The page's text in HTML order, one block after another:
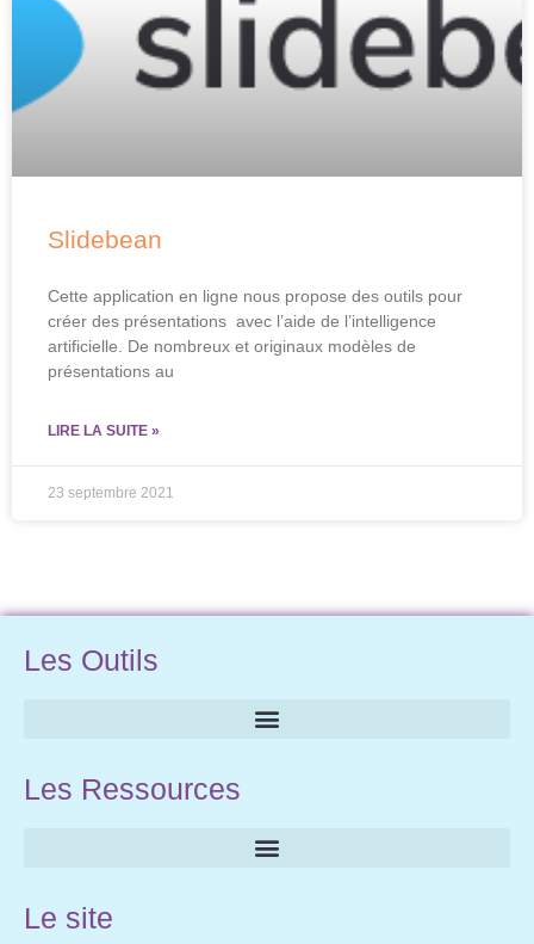
Slidebean
Cette application en ligne nous propose des outils pour
créer des présentations avec l’aide de l’intelligence
artificielle. De nombreux et originaux modèles de
présentations au
LIRE LA SUITE »
23 septembre 2021
Les Outils
Les Ressources
Le site